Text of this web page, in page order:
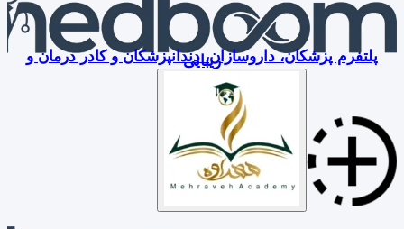
پلتفرم پزشکان، داروسازان، دندانپزشکان و کادر درمان و
زیبایی